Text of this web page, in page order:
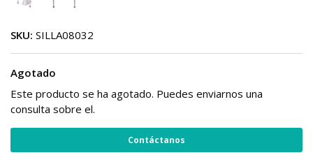
SKU: SILLA08032
Agotado
Este producto se ha agotado. Puedes enviarnos una
consulta sobre el.
Contáctanos